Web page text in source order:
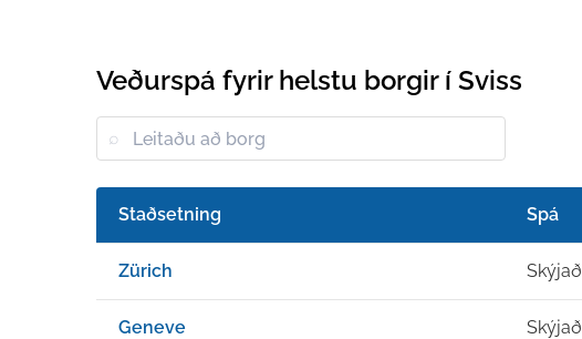
Veðurspá fyrir helstu borgir í Sviss
Staðsetning Spá
Zürich Skýjað
Geneve Skýjað